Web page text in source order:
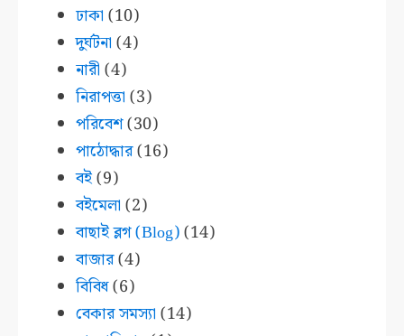
ঢাকা (10)
দুর্ঘটনা (4)
নারী (4)
নিরাপত্তা (3)
পরিবেশ(30)
পাঠোদ্ধার(16)
বই(9)
বইমেলা (2)
বাছাই ব্লগ (Blog)(14)
বাজার(4)
বিবিধ(6)
বেকার সমস্যা (14)